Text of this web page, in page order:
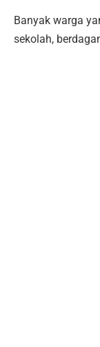
Banyak warga
sekolah,